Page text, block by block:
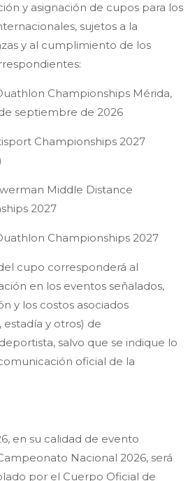
y asignación de cupos para los
sujetos a la
y al cumplimiento de los
Championships Mérida,
septiembre de 2026
Championships 2027
Middle Distance
2027
Championships 2027
cupo corresponderá al
en los eventos señalados,
y los costos asociados
estadía y otros) de
salvo que se indique lo
oficial de la
en su calidad de evento
Nacional 2026, será
por el Cuerpo Oficial de